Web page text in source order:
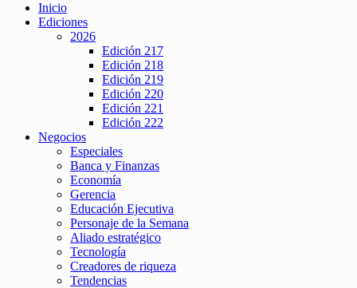
Inicio
Ediciones
2026
Edición 217
Edición 218
Edición 219
Edición 220
Edición 221
Edición 222
Negocios
Especiales
Banca y Finanzas
Economía
Gerencia
Educación Ejecutiva
Personaje de la Semana
Aliado estratégico
Tecnología
Creadores de riqueza
Tendencias